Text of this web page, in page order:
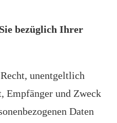
bezüglich Ihrer
unentgeltlich
Empfänger und Zweck
Daten